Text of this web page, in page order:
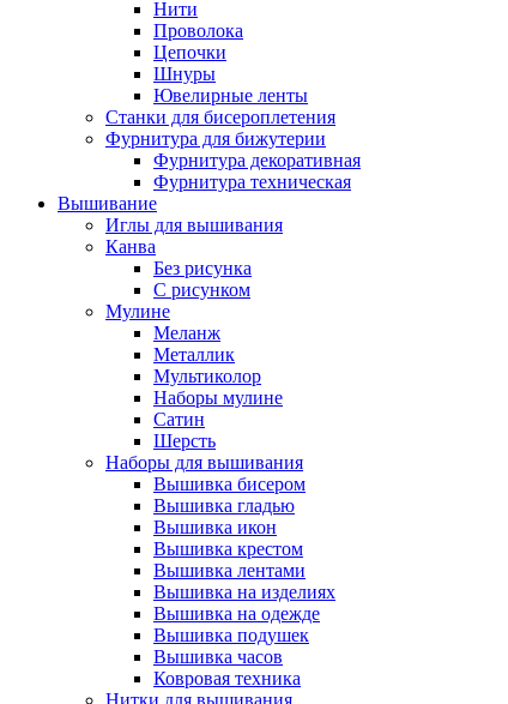
Нити
Проволока
Цепочки
Шнуры
Ювелирные ленты
Станки для бисероплетения
Фурнитура для бижутерии
Фурнитура декоративная
Фурнитура техническая
Вышивание
Иглы для вышивания
Канва
Без рисунка
С рисунком
Мулине
Меланж
Металлик
Мультиколор
Наборы мулине
Сатин
Шерсть
Наборы для вышивания
Вышивка бисером
Вышивка гладью
Вышивка икон
Вышивка крестом
Вышивка лентами
Вышивка на изделиях
Вышивка на одежде
Вышивка подушек
Вышивка часов
Ковровая техника
Нитки для вышивания